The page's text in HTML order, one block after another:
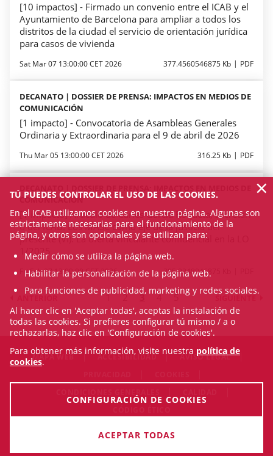
[10 impactos] - Firmado un convenio entre el ICAB y el
Ayuntamiento de Barcelona para ampliar a todos los
distritos de la ciudad el servicio de orientación jurídica
para casos de vivienda
Sat Mar 07 13:00:00 CET 2026 377.4560546875 Kb PDF
DECANATO | DOSSIER DE PRENSA: IMPACTOS EN MEDIOS DE
COMUNICACIÓN
[1 impacto] - Convocatoria de Asambleas Generales
Ordinaria y Extraordinaria para el 9 de abril de 2026
Thu Mar 05 13:00:00 CET 2026 316.25 Kb PDF
COMUNICACIÓN
[1 impacto] Articulo de Carles Garcia Roqueta, secretari
o del ICAB: Los MASC como eje de la justicia del
presente (VI): La oferta vinculante confidencial en la LO
1/2025
Fri Feb 27 13:00:00 CET 2026 385.9248046875 Kb
1 2 3 4 5
MAPA WEB ACCESIBILIDAD
AVISO LEGAL
© Sat Aug 08 22:01:42 CEST 2026 Il·lustre Col·legi de l'Advocacia
TÚ PUEDES CONTROLAR EL USO DE LAS COOKIES.
En el ICAB utilizamos cookies en nuestra página. Algunas son
estrictamente necesarias para el funcionamiento de la
página, y otros son opcionales y se utilizan para:
Medir cómo se utiliza la página web.
Habilitar la personalización de la página web.
Para funciones de publicidad, marketing y redes sociales.
Al hacer clic en 'Aceptar todas', aceptas la instalación de
todas las cookies. Si prefieres configurar tú mismo / a o
rechazarlas, haz clic en 'Configuración de cookies'.
Para obtener más información, visite nuestra política de
cookies.
CONFIGURACIÓN DE COOKIES
ACEPTAR TODAS
×